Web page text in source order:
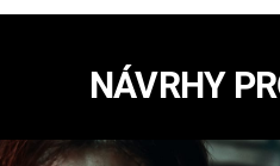
NÁVRHY